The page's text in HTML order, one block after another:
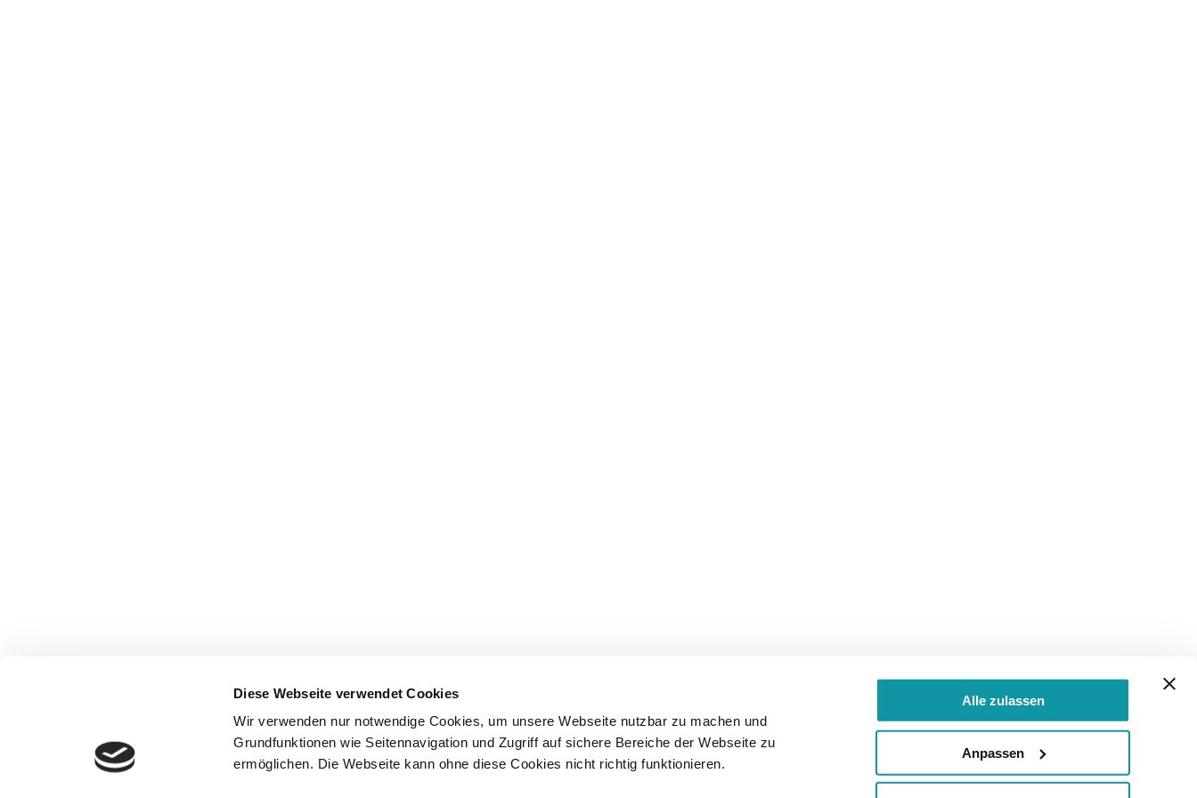
Diese Webseite verwendet Cookies
Wir verwenden nur notwendige Cookies, um unsere Webseite nutzbar zu machen und
Grundfunktionen wie Seitennavigation und Zugriff auf sichere Bereiche der Webseite zu
ermöglichen. Die Webseite kann ohne diese Cookies nicht richtig funktionieren.
Alle zulassen
Anpassen